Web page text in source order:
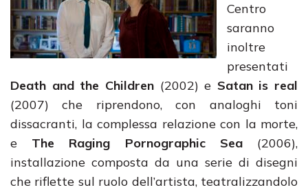
Centro
saranno
inoltre
presentati
Death and the Children(2002) e Satan is real
(2007) che riprendono, con analoghi toni
dissacranti, la complessa relazione con la morte,
e The Raging Pornographic Sea(2006),
installazione composta da una serie di disegni
che riflette sul ruolo dell’artista, teatralizzandolo